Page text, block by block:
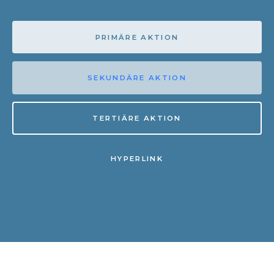
PRIMÄRE AKTION
SEKUNDÄRE AKTION
TERTIÄRE AKTION
HYPERLINK